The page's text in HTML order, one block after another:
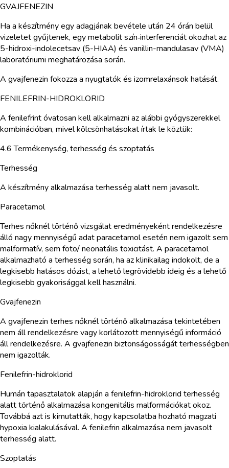
GVAJFENEZIN
Ha a készítmény egy adagjának bevétele után 24 órán belül
vizeletet gyűjtenek, egy metabolit szín‑interferenciát okozhat az
5-hidroxi-indolecetsav (5-HIAA) és vanillin-mandulasav (VMA)
laboratóriumi meghatározása során.
A gvajfenezin fokozza a nyugtatók és izomrelaxánsok hatását.
FENILEFRIN-HIDROKLORID
A fenilefrint óvatosan kell alkalmazni az alábbi gyógyszerekkel
kombinációban, mivel kölcsönhatásokat írtak le köztük:
4.6 Termékenység, terhesség és szoptatás
Terhesség
A készítmény alkalmazása terhesség alatt nem javasolt.
Paracetamol
Terhes nőknél történő vizsgálat eredményeként rendelkezésre
álló nagy mennyiségű adat paracetamol esetén nem igazolt sem
malformatív, sem föto/ neonatális toxicitást. A paracetamol
alkalmazható a terhesség során, ha az klinikailag indokolt, de a
legkisebb hatásos dózist, a lehető legrövidebb ideig és a lehető
legkisebb gyakorisággal kell használni.
Gvajfenezin
A gvajfenezin terhes nőknél történő alkalmazása tekintetében
nem áll rendelkezésre vagy korlátozott mennyiségű információ
áll rendelkezésre. A gvajfenezin biztonságosságát terhességben
nem igazolták.
Fenilefrin-hidroklorid
Humán tapasztalatok alapján a fenilefrin-hidroklorid terhesség
alatt történő alkalmazása kongenitális malformációkat okoz.
Továbbá azt is kimutatták, hogy kapcsolatba hozható magzati
hypoxia kialakulásával. A fenilefrin alkalmazása nem javasolt
terhesség alatt.
Szoptatás